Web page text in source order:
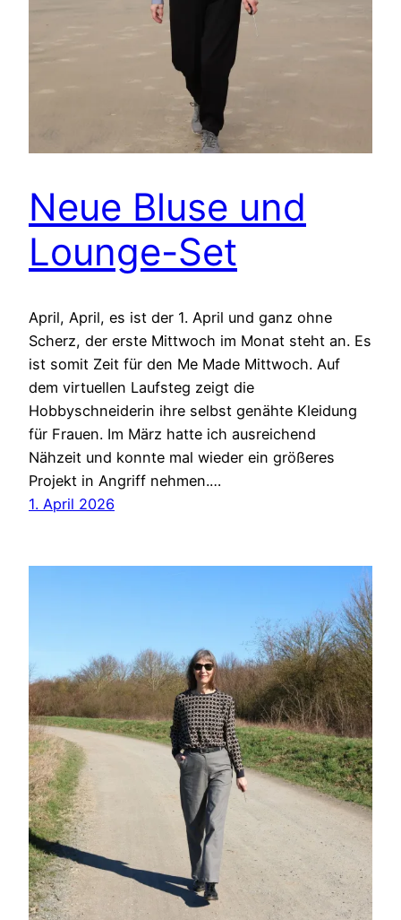
Neue Bluse und
Lounge-Set
April, April, es ist der 1. April und ganz ohne
Scherz, der erste Mittwoch im Monat steht an. Es
ist somit Zeit für den Me Made Mittwoch. Auf
dem virtuellen Laufsteg zeigt die
Hobbyschneiderin ihre selbst genähte Kleidung
für Frauen. Im März hatte ich ausreichend
Nähzeit und konnte mal wieder ein größeres
Projekt in Angriff nehmen.…
1. April 2026